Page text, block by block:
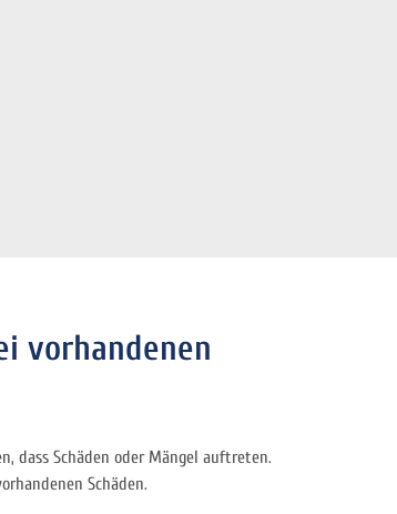
vorhandenen
dass Schäden oder Mängel auftreten.
Schäden.